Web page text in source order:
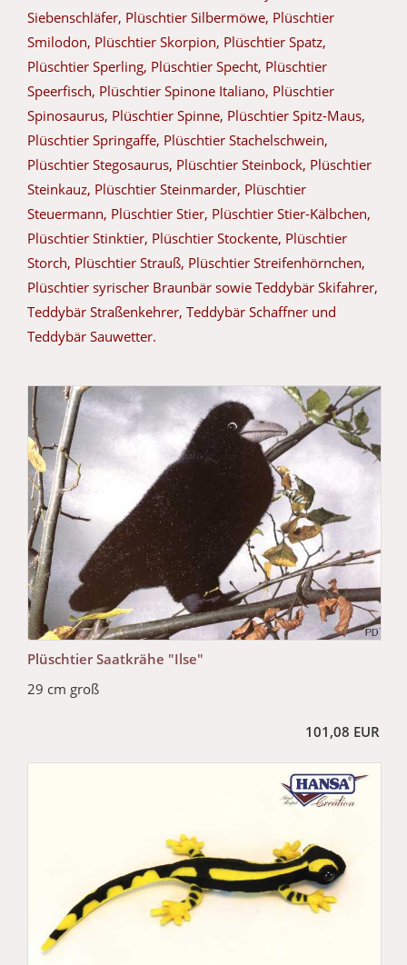
Siebenschläfer, Plüschtier Silbermöwe, Plüschtier
Smilodon, Plüschtier Skorpion, Plüschtier Spatz,
Plüschtier Sperling, Plüschtier Specht, Plüschtier
Speerfisch, Plüschtier Spinone Italiano, Plüschtier
Spinosaurus, Plüschtier Spinne, Plüschtier Spitz-Maus,
Plüschtier Springaffe, Plüschtier Stachelschwein,
Plüschtier Stegosaurus, Plüschtier Steinbock, Plüschtier
Steinkauz, Plüschtier Steinmarder, Plüschtier
Steuermann, Plüschtier Stier, Plüschtier Stier-Kälbchen,
Plüschtier Stinktier, Plüschtier Stockente, Plüschtier
Storch, Plüschtier Strauß, Plüschtier Streifenhörnchen,
Plüschtier syrischer Braunbär sowie Teddybär Skifahrer,
Teddybär Straßenkehrer, Teddybär Schaffner und
Teddybär Sauwetter.
Plüschtier Saatkrähe "Ilse"
29 cm groß
101,08 EUR